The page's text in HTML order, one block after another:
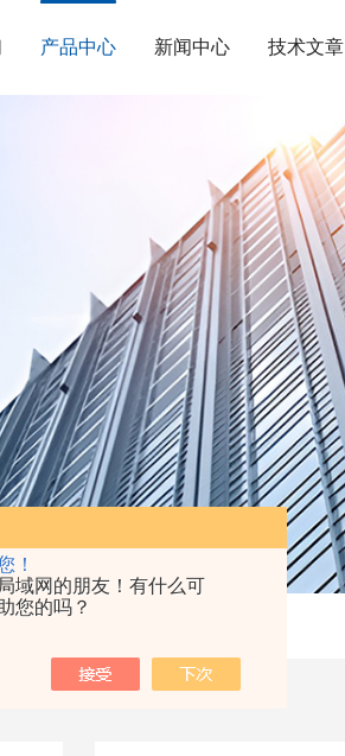
！
域网的朋友！有什么可
您的吗？
产品中心 新闻中心 技术文章